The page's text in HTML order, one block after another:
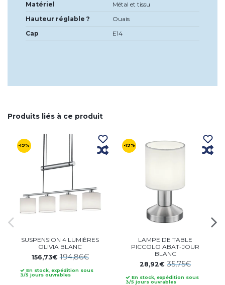
Matériel
Métal et tissu
Hauteur réglable ?
Ouais
Cap
E14
Produits liés à ce produit
-19%
SUSPENSION 4 LUMIÈRES
OLIVIA BLANC
156,73€194,86€
En stock, expédition sous
3/5 jours ouvrables
-19%
LAMPE DE TABLE
PICCOLO ABAT-JOUR
BLANC
28,92€35,75€
En stock, expédition sous
3/5 jours ouvrables